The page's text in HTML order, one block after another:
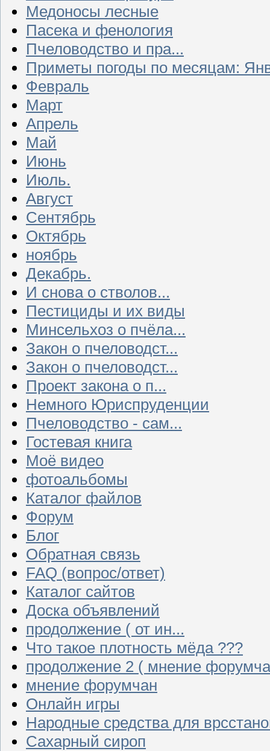
Медоносы лесные
Пасека и фенология
Пчеловодство и пра...
Приметы погоды по месяцам:
Февраль
Март
Апрель
Май
Июнь
Июль.
Август
Сентябрь
Октябрь
ноябрь
Декабрь.
И снова о стволов...
Пестициды и их виды
Минсельхоз о пчёла...
Закон о пчеловодст...
Закон о пчеловодст...
Проект закона о п...
Немного Юриспруденции
Пчеловодство - сам...
Гостевая книга
Моё видео
фотоальбомы
Каталог файлов
Форум
Блог
Обратная связь
FAQ (вопрос/ответ)
Каталог сайтов
Доска объявлений
продолжение ( от ин...
Что такое плотность мёда ???
продолжение 2 ( мнение
мнение форумчан
Онлайн игры
Народные средства для
Сахарный сироп